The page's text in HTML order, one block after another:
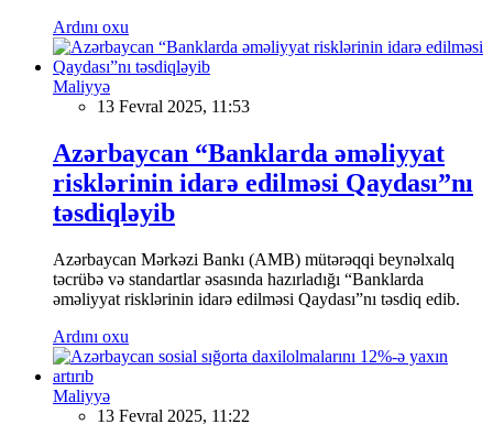
Ardını oxu
Maliyyə
13 Fevral 2025, 11:53
Azərbaycan “Banklarda əməliyyat
risklərinin idarə edilməsi Qaydası”nı
təsdiqləyib
Azərbaycan Mərkəzi Bankı (AMB) mütərəqqi beynəlxalq
təcrübə və standartlar əsasında hazırladığı “Banklarda
əməliyyat risklərinin idarə edilməsi Qaydası”nı təsdiq edib.
Ardını oxu
Maliyyə
13 Fevral 2025, 11:22